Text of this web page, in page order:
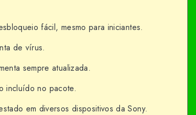
fácil, mesmo para iniciantes.
de vírus.
sempre atualizada.
incluído no pacote.
em diversos dispositivos da Sony.